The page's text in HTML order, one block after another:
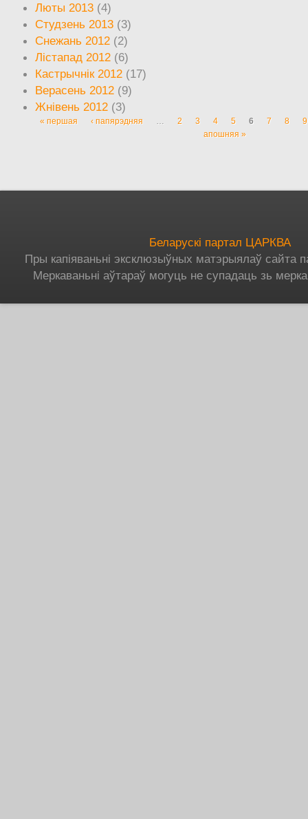
Люты 2013 (4)
Студзень 2013 (3)
Снежань 2012 (2)
Лістапад 2012 (6)
Кастрычнік 2012 (17)
Верасень 2012 (9)
Жнівень 2012 (3)
Старонкі
« першая ‹ папярэдняя … 2 3 4 5 6 7 8
9
апошняя »
Беларускі партал ЦАРКВА
Пры капіяваньні эксклюзыўных матэрыялаў сайта
Меркаваньні аўтараў могуць не супадаць зь